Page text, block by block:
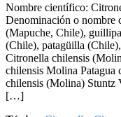
Nombre científico:
Denominación o nombre
(Mapuche, Chile),
(Chile), patagüilla
Citronella chilensis
chilensis Molina Patagua
chilensis (Molina) Stuntz
[…]